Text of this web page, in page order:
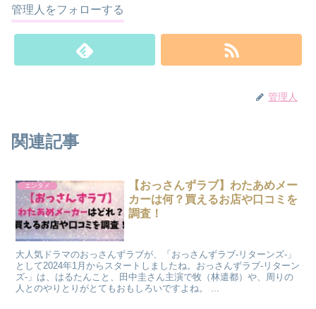
管理人をフォローする
管理人
関連記事
エンタメ
【おっさんずラブ】わたあめメー
カーは何？買えるお店や口コミを
調査！
大人気ドラマのおっさんずラブが、「おっさんずラブ-リターンズ-」
として2024年1月からスタートしましたね。おっさんずラブ-リターン
ズ-」は、はるたんこと、田中圭さん主演で牧（林遣都）や、周りの
人とのやりとりがとてもおもしろいですよね。 ...